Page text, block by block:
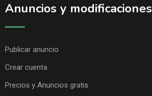
Anuncios y modificaciones
Publicar anuncio
Crear cuenta
Precios y Anuncios gratis